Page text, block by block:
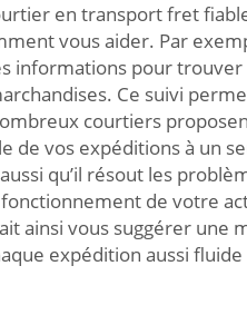
en transport fret
vous aider. Par
informations pour
Ce suivi
courtiers
de vos expéditions à
qu’il résout les
de votre
ainsi vous suggérer
expédition aussi